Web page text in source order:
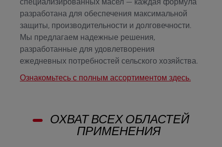
разработана для обеспечения максимальной
защиты, производительности и долговечности.
Мы предлагаем надежные решения,
разработанные для удовлетворения
ежедневных потребностей сельского хозяйства.
Ознакомьтесь с полным ассортиментом здесь.
ОХВАТ ВСЕХ ОБЛАСТЕЙ
ПРИМЕНЕНИЯ